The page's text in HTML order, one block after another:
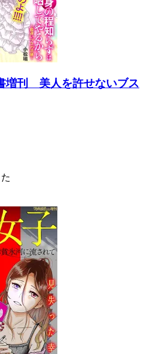
増刊 美人を許せないブス